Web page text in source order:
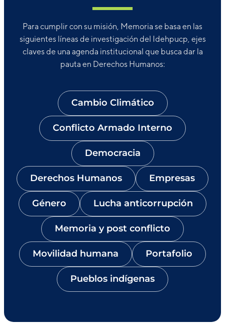
Para cumplir con su misión, Memoria se basa en las
siguientes líneas de investigación del Idehpucp, ejes
claves de una agenda institucional que busca dar la
pauta en Derechos Humanos:
Cambio Climático
Conflicto Armado Interno
Democracia
Derechos Humanos Empresas
Género Lucha anticorrupción
Memoria y post conflicto
Movilidad humana Portafolio
Pueblos indígenas